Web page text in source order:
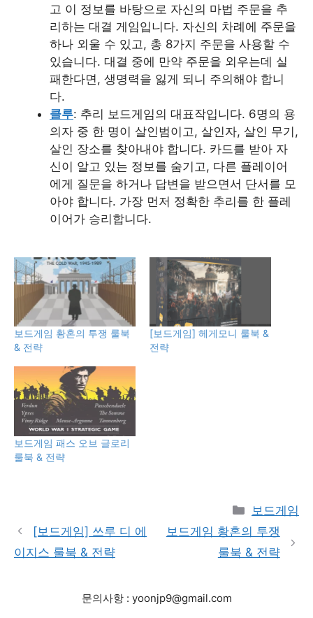
고 이 정보를 바탕으로 자신의 마법 주문을 추
리하는 대결 게임입니다. 자신의 차례에 주문을
하나 외울 수 있고, 총 8가지 주문을 사용할 수
있습니다. 대결 중에 만약 주문을 외우는데 실
패한다면, 생명력을 잃게 되니 주의해야 합니
다.
클루: 추리 보드게임의 대표작입니다. 6명의 용
의자 중 한 명이 살인범이고, 살인자, 살인 무기,
살인 장소를 찾아내야 합니다. 카드를 받아 자
신이 알고 있는 정보를 숨기고, 다른 플레이어
에게 질문을 하거나 답변을 받으면서 단서를 모
아야 합니다. 가장 먼저 정확한 추리를 한 플레
이어가 승리합니다.
보드게임 황혼의 투쟁 룰북
& 전략
[보드게임] 헤게모니 룰북 &
전략
보드게임 패스 오브 글로리
룰북 & 전략
Categories
보드게임
[보드게임] 쓰루 디 에
이지스 룰북 & 전략
보드게임 황혼의 투쟁
룰북 & 전략
문의사항 : yoonjp9@gmail.com